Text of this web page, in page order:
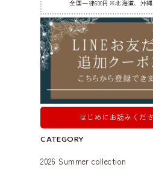
全国一律600円※北海道、沖縄
はじめにお読みくだ
CATEGORY
2026 Summer collection